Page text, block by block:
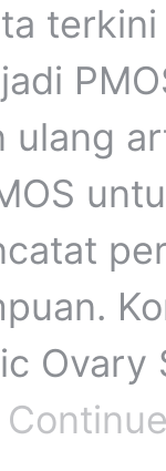
ulang
Ovary